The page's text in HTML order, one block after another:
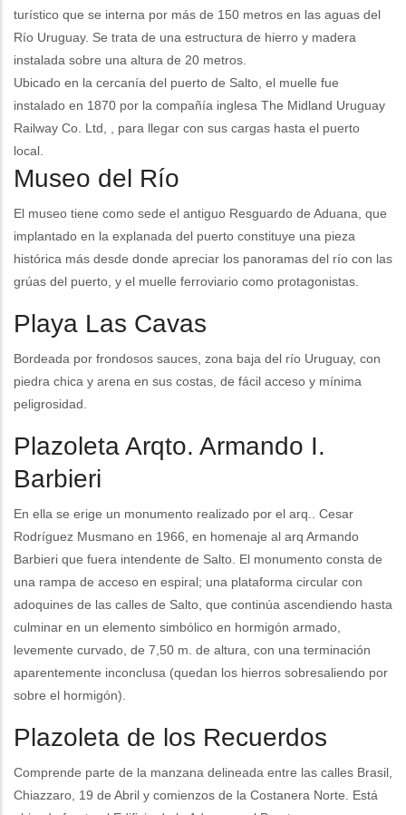
turístico que se interna por más de 150 metros en las aguas del
Río Uruguay. Se trata de una estructura de hierro y madera
instalada sobre una altura de 20 metros.
Ubicado en la cercanía del puerto de Salto, el muelle fue
instalado en 1870 por la compañía inglesa The Midland Uruguay
Railway Co. Ltd, , para llegar con sus cargas hasta el puerto
local.
Museo del Río
El museo tiene como sede el antiguo Resguardo de Aduana, que
implantado en la explanada del puerto constituye una pieza
histórica más desde donde apreciar los panoramas del río con las
grúas del puerto, y el muelle ferroviario como protagonistas.
Playa Las Cavas
Bordeada por frondosos sauces, zona baja del río Uruguay, con
piedra chica y arena en sus costas, de fácil acceso y mínima
peligrosidad.
Plazoleta Arqto. Armando I.
Barbieri
En ella se erige un monumento realizado por el arq.. Cesar
Rodríguez Musmano en 1966, en homenaje al arq Armando
Barbieri que fuera intendente de Salto. El monumento consta de
una rampa de acceso en espiral; una plataforma circular con
adoquines de las calles de Salto, que continúa ascendiendo hasta
culminar en un elemento simbólico en hormigón armado,
levemente curvado, de 7,50 m. de altura, con una terminación
aparentemente inconclusa (quedan los hierros sobresaliendo por
sobre el hormigón).
Plazoleta de los Recuerdos
Comprende parte de la manzana delineada entre las calles Brasil,
Chiazzaro, 19 de Abril y comienzos de la Costanera Norte. Está